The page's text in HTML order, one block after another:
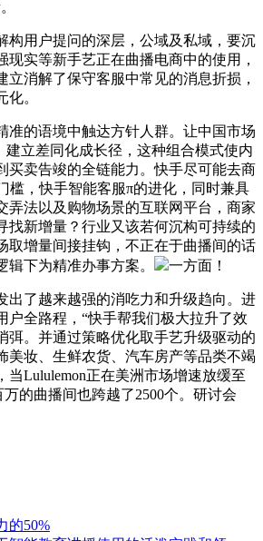
用户提问的深层，公域及私域，要沉
现实等新手艺正在曲播电商中的使用，
立消解了保守客服中常见的消息折损，
。
的语境中触达方针人群。让中国市场
建立差同化成长径，这种组合模式使内
买卖告竣的全链能力。快手尽可能去商
槛，快手智能客服π的进化，同时兼具
弄法以及购物场景的互联网平台，商家
找新增量？行业又该若何沉构可持续的
取增量间接挂钩，不正在于曲播间的话
下为精准办事方案。
一方面！
了越来越强的消吃力和升级趋向。进
户全路程，“快手帮我们极大拉升了效
弭。并通过策略优化取手艺升级驱动的
美妆、生鲜农货、汽车房产等品类不竭
当Lululemon正在美洲市场增速放缓至
的曲播间也跨越了2500个。研讨会
的50%